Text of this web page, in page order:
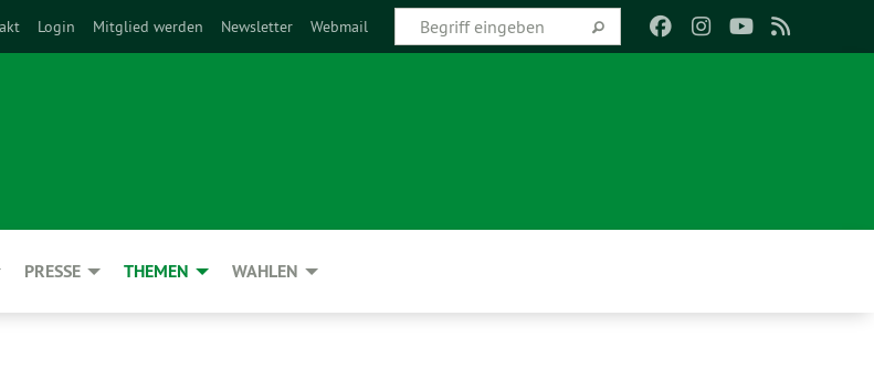
Login Mitglied werden Newsletter Webmail
PRESSE THEMEN WAHLEN